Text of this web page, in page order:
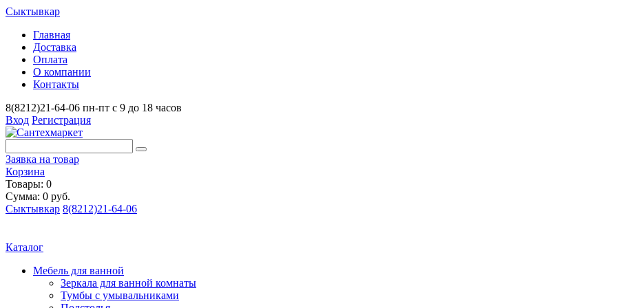
Сыктывкар
Главная
Доставка
Оплата
О компании
Контакты
8(8212)21-64-06 пн-пт с 9 до 18 часов
Вход Регистрация
Заявка на товар
Корзина
Товары: 0
Сумма: 0 руб.
Сыктывкар 8(8212)21-64-06
Каталог
Мебель для ванной
Зеркала для ванной комнаты
Тумбы с умывальниками